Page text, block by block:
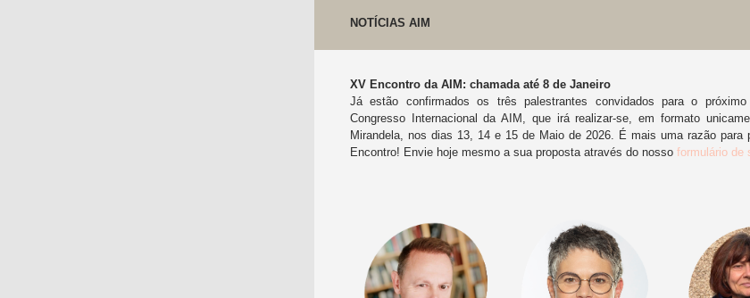
NOTÍCIAS AIM
XV Encontro da AIM: chamada até 8 de Janeiro
Já estão confirmados os três palestrantes convidados para o
Congresso Internacional da AIM, que irá realizar-se, em formato
Mirandela, nos dias 13, 14 e 15 de Maio de 2026. É mais uma razão para
Encontro! Envie hoje mesmo a sua proposta através do nosso formulário de